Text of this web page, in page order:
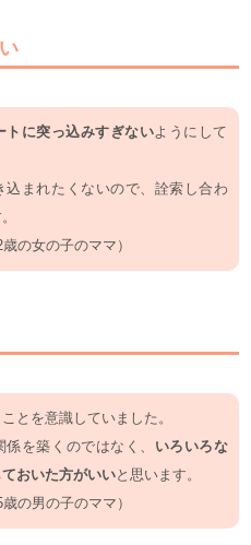
トに突っ込みすぎないようにして
込まれたくないので、詮索し合わ
の女の子のママ）
ことを意識していました。
を築くのではなく、 いろいろな
おいた方がいいと思います。
の男の子のママ）